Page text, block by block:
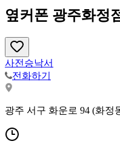
옆커폰 광주화정
사전승낙서
전화하기
광주 서구 화운로 94 (화정